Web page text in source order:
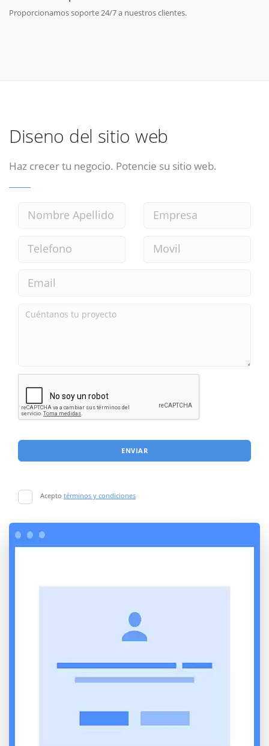
Proporcionamos soporte 24/7 a nuestros clientes.
Diseno del sitio web
Haz crecer tu negocio. Potencie su sitio web.
ENVIAR
Acepto términos y condiciones